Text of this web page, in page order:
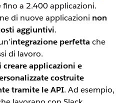
a 2.400 applicazioni.
di nuove applicazioni non
aggiuntivi.
ntegrazione perfetta che
di lavoro.
creare applicazioni e
costruite
tramite le API. Ad esempio,